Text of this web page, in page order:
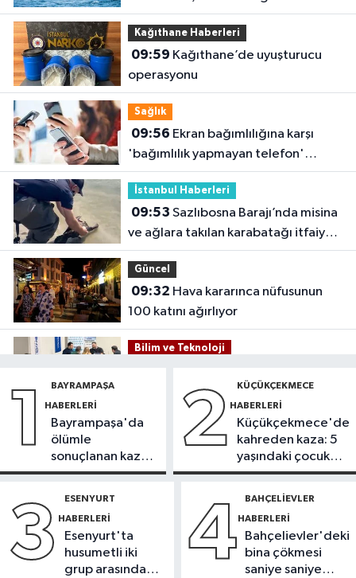
sonuçları belli oldu
Kağıthane Haberleri
09:59
operasyonu
Sağlık
09:56
'bağımlılık yapmayan telefon'
tavsiyesi
İstanbul Haberleri
09:53
ve ağlara takılan karabatağı itfaiye
kurtardı
Güncel
09:32
100 katını ağırlıyor
Bilim ve Teknoloji
Buluşması’nda bankacılık ve
teknoloji girişimleri bir araya geldi
Sultangazi Haberleri
Otoyolu’nda 10 aracın karıştığı
Çekmeköy Haberleri
yanındaki 5 katlı bina boşaltıldı
1 BAYRAMPAŞA
HABERLERI
Bayrampaşa'da
ölümle
sonuçlanan kaza:
Sürücü
2 KÜÇÜKÇEKMECE
HABERLERI
Küçükçekmece'de
kahreden kaza: 5
yaşındaki çocuk
yoğun bakımda
3 ESENYURT
HABERLERI
Esenyurt'ta
husumetli iki
grup arasında
4 BAHÇELIEVLER
HABERLERI
Bahçelievler'deki
bina çökmesi
saniye saniye